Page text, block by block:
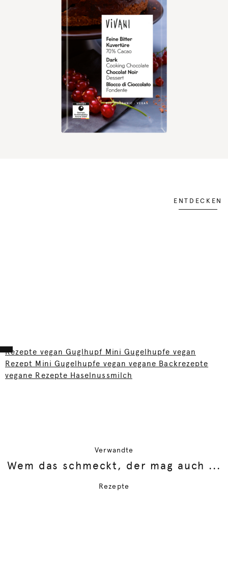
ENTDECKEN
Rezepte vegan Guglhupf Mini Gugelhupfe vegan
Rezept Mini Gugelhupfe vegan vegane Backrezepte
vegane Rezepte Haselnussmilch
Verwandte
Wem das schmeckt, der mag auch ...
Rezepte